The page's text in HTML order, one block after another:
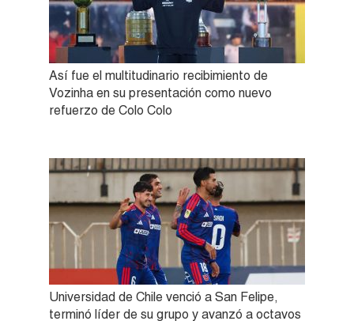
Así fue el multitudinario recibimiento de
Vozinha en su presentación como nuevo
refuerzo de Colo Colo
Universidad de Chile venció a San Felipe,
terminó líder de su grupo y avanzó a octavos